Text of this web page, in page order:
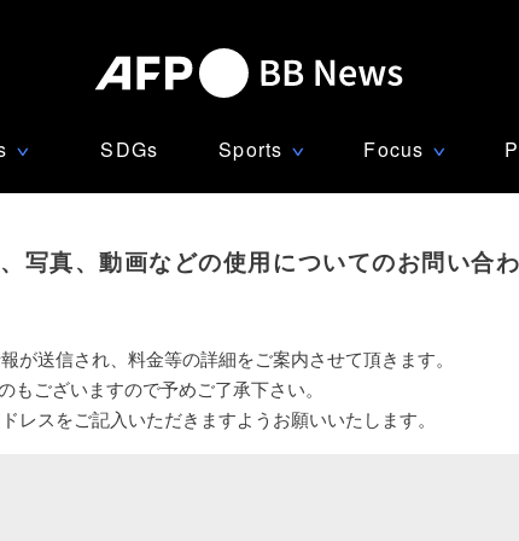
∨ SDGs Sports ∨ Focus ∨
写真、動画などの使用についてのお問い合
が送信され、料金等の詳細をご案内させて頂きます。
もございますので予めご了承下さい。
レスをご記入いただきますようお願いいたします。